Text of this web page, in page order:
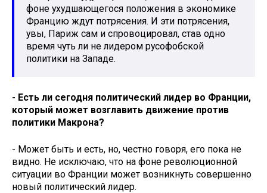
фоне ухудшающегося положения в экономике
Францию ждут потрясения. И эти потрясения,
увы, Париж сам и спровоцировал, став одно
время чуть ли не лидером русофобской
политики на Западе.
- Есть ли сегодня политический лидер во Франции,
который может возглавить движение против
политики Макрона?
- Может быть и есть, но, честно говоря, его пока не
видно. Не исключаю, что на фоне революционной
ситуации во Франции может возникнуть совершенно
новый политический лидер.